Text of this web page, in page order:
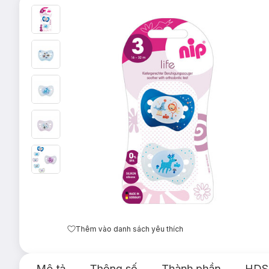
Thêm vào danh sách yêu thích